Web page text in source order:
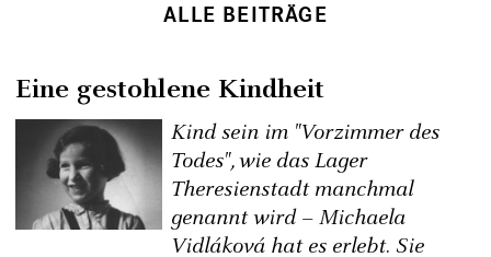
ALLE BEITRÄGE
Eine gestohlene Kindheit
Kind sein im "Vorzimmer des
Todes", wie das Lager
Theresienstadt manchmal
genannt wird – Michaela
Vidláková hat es erlebt. Sie